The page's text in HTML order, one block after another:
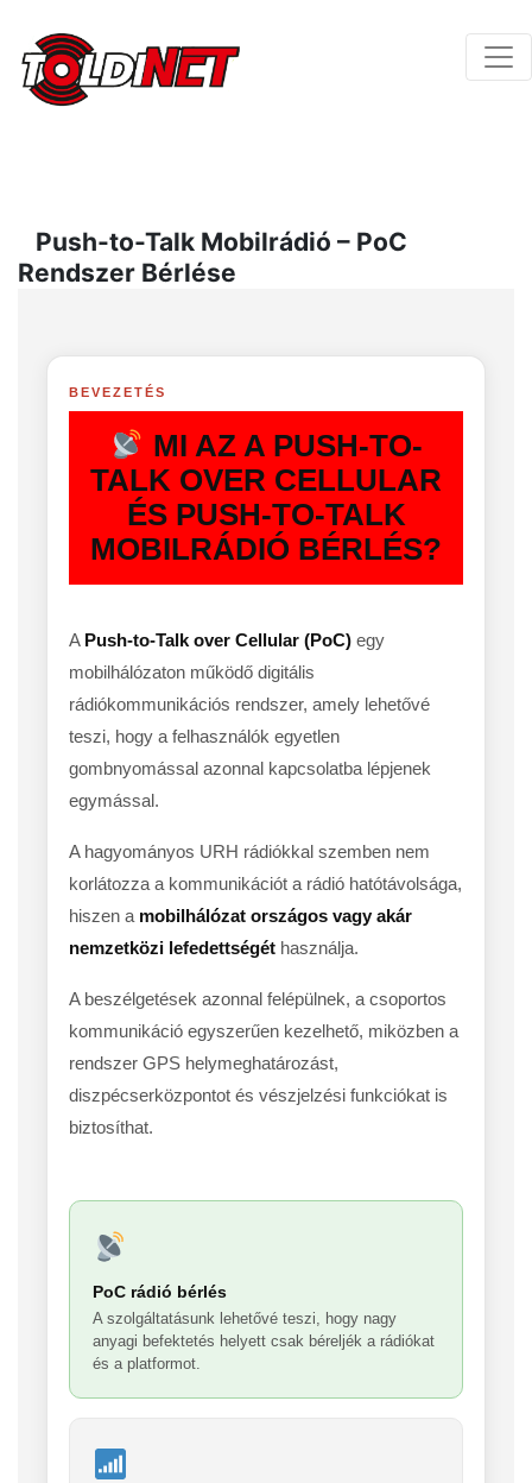
Push-to-Talk Mobilrádió – PoC
Rendszer Bérlése
BEVEZETÉS
MI AZ A PUSH-TO-
TALK OVER CELLULAR
ÉS PUSH-TO-TALK
MOBILRÁDIÓ BÉRLÉS?
A Push-to-Talk over Cellular (PoC)egy
mobilhálózaton működő digitális
rádiókommunikációs rendszer, amely lehetővé
teszi, hogy a felhasználók egyetlen
gombnyomással azonnal kapcsolatba lépjenek
egymással.
A hagyományos URH rádiókkal szemben nem
korlátozza a kommunikációt a rádió hatótávolsága,
hiszen a mobilhálózat országos vagy akár
nemzetközi lefedettségéthasználja.
A beszélgetések azonnal felépülnek, a csoportos
kommunikáció egyszerűen kezelhető, miközben a
rendszer GPS helymeghatározást,
diszpécserközpontot és vészjelzési funkciókat is
biztosíthat.
PoC rádió bérlés
A szolgáltatásunk lehetővé teszi, hogy nagy
anyagi befektetés helyett csak béreljék a rádiókat
és a platformot.